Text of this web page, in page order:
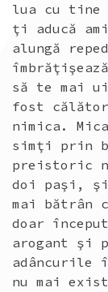
lua cu tine
ţi aducă
alungă
să te mai
fost
nimica.
simţi prin
preistoric
doi paşi, şi
mai bătrân
doar
arogant şi
adâncurile
nu mai